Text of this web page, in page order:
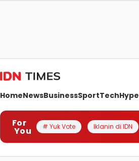
HomeNewsBusinessSportTechHype
For
You # Yuk Vote Iklanin di IDN